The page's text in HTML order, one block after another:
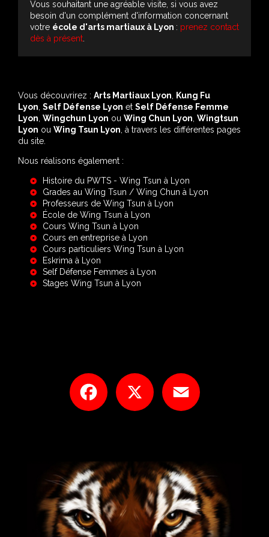
Vous souhaitant une agréable visite, si vous avez
besoin d'un complément d'information concernant
votre école d'arts martiaux à Lyon : prenez contact
dès à présent
Vous découvrirez : Arts Martiaux Lyon
Kung Fu
Lyon Self Défense Lyon et Self Défense Femme
Lyon Wingchun Lyon ou Wing Chun Lyon Wingtsun
Lyon ou Wing Tsun Lyon , à travers les différentes pages
du site.
Nous réalisons également :
Histoire du PWTS - Wing Tsun à Lyon
Grades au Wing Tsun / Wing Chun à Lyon
Professeurs de Wing Tsun à Lyon
École de Wing Tsun à Lyon
Cours Wing Tsun à Lyon
Cours en entreprise à Lyon
Cours particuliers Wing Tsun à Lyon
Eskrima à Lyon
Self Défense Femmes à Lyon
Stages Wing Tsun à Lyon
Facebook